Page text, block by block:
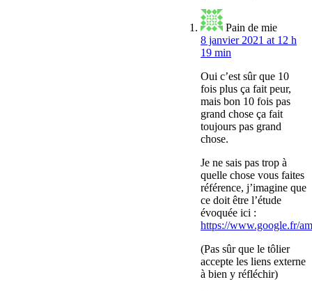
Pain de mie
8 janvier 2021 at 12 h
19 min
Oui c’est sûr que 10
fois plus ça fait peur,
mais bon 10 fois pas
grand chose ça fait
toujours pas grand
chose.
Je ne sais pas trop à
quelle chose vous faites
référence, j’imagine que
ce doit être l’étude
évoquée ici :
https://www.google.fr/
(Pas sûr que le tôlier
accepte les liens externe
à bien y réfléchir)